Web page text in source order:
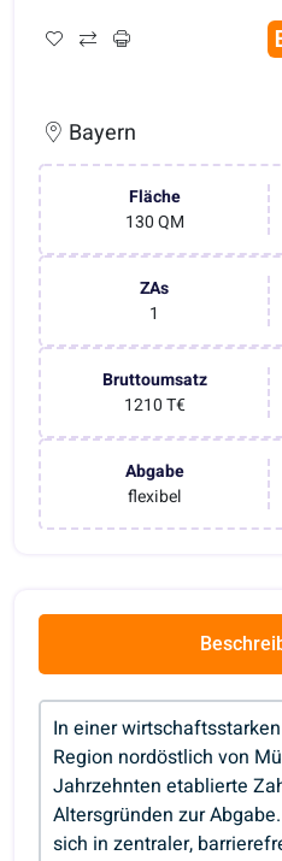
Bayern
Fläche
130 QM
ZAs
1
Bruttoumsatz
1210 T€
Abgabe
flexibel